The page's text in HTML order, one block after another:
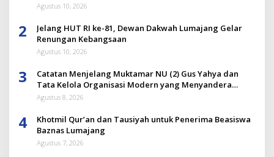
Agustus 10, 2026
2
Jelang HUT RI ke-81, Dewan Dakwah Lumajang Gelar
Renungan Kebangsaan
Agustus 10, 2026
3
Catatan Menjelang Muktamar NU (2) Gus Yahya dan
Tata Kelola Organisasi Modern yang Menyandera
Dirinya
Agustus 8, 2026
4
Khotmil Qur’an dan Tausiyah untuk Penerima Beasiswa
Baznas Lumajang
Agustus 7, 2026